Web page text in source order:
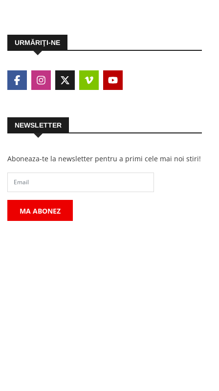
URMĂRIŢI-NE
NEWSLETTER
Aboneaza-te la newsletter pentru a primi cele mai noi stiri!
MA ABONEZ